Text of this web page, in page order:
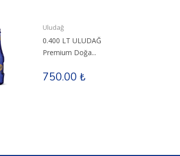
Uludağ
0.400 LT ULUDAĞ
Premium Doğa...
750.00 ₺